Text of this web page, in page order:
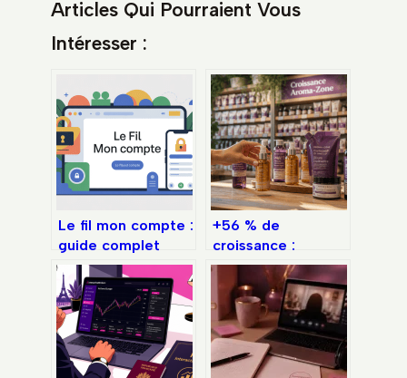
Articles Qui Pourraient Vous
Intéresser :
Le fil mon compte :
guide complet
pour accéder à
votre espace en
ligne
+56 % de
croissance :
comment Aroma-
Zone a transformé
le marché de la
cosmétique
naturelle